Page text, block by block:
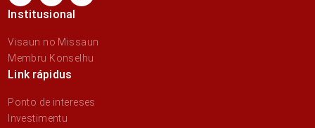
Institusional
Visaun no Missaun
Membru Konselhu
Link rápidus
Ponto de intereses
Investimentu